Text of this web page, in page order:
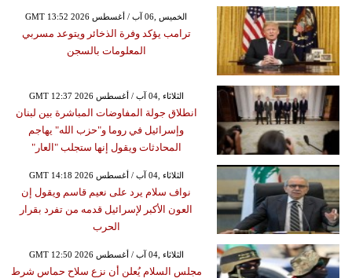
GMT 13:52 2026 الخميس ,06 آب / أغسطس
ترامب يؤكد وفرة الذخائر ويتوعد مسربي
المعلومات بالسجن
GMT 12:37 2026 الثلاثاء ,04 آب / أغسطس
انطلاق جولة المفاوضات المباشرة بين لبنان
وإسرائيل في روما و"حزب الله" يهاجم
المحادثات ويقول إنها ستجلب "العار"
GMT 14:18 2026 الثلاثاء ,04 آب / أغسطس
نواف سلام يرد على نعيم قاسم ويقول إن
العون الأكبر لإسرائيل قدمه من تفرد بقرار
الحرب
GMT 12:50 2026 الثلاثاء ,04 آب / أغسطس
مجلس السلام يُعلن أن نزع سلاح حماس شرط